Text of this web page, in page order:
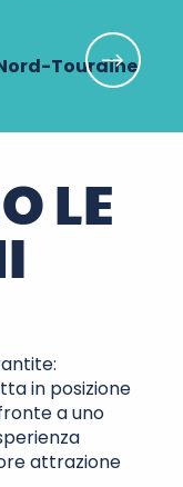
Touraine
LE
in posizione
a uno
attrazione